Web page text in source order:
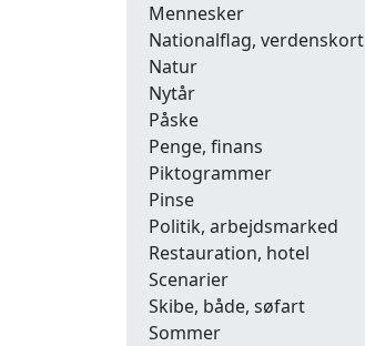
Mennesker
Nationalflag, verdenskort
Natur
Nytår
Påske
Penge, finans
Piktogrammer
Pinse
Politik, arbejdsmarked
Restauration, hotel
Scenarier
Skibe, både, søfart
Sommer